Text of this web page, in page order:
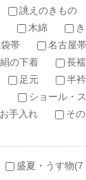
誂えのきもの
木綿
袋帯 名古屋帯
の下着 長
足元 半衿
ショール・
お手入れ そ
盛夏・うす物(7